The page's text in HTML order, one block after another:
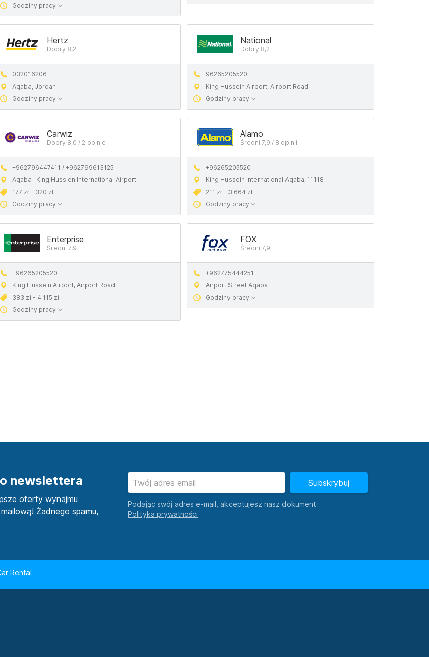
Godziny pracy
Hertz
Dobry 8,2
032016206
Aqaba, Jordan
Godziny pracy
National
Dobry 8,2
96265205520
King Hussein Airport, Airport Road
Godziny pracy
Carwiz
Dobry 8,0 / 2 opinie
+962796447411 / +962799613125
Aqaba- King Hussien International Airport
177 zł - 320 zł
Godziny pracy
Alamo
Średni 7,9 / 8 opinii
+96265205520
King Hussein International Aqaba, 11118
211 zł - 3 664 zł
Godziny pracy
Enterprise
Średni 7,9
+96265205520
King Hussein Airport, Airport Road
383 zł - 4 115 zł
Godziny pracy
FOX
Średni 7,9
+962775444251
Airport Street Aqaba
Godziny pracy
newslettera
oferty wynajmu
Żadnego spamu,
Subskrybuj
Podając swój adres e-mail, akceptujesz nasz dokument
Rental